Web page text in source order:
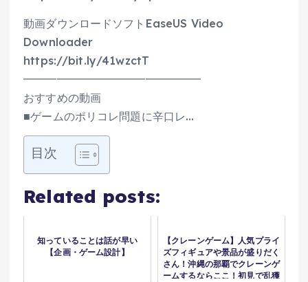
動画ダウンロードソフトEaseUS Video
Downloader
https://bit.ly/41wzctT
━━━━━━━━━━━━━━━━
おすすめの動画
■ゲームのポリコレ問題に辛口レ…
目次
Related posts:
知っていることは話が早い
【企画・ゲーム設計】
【クレーンゲーム】人気プライ
ズフィギュアや景品が盛りだく
さん！沖縄の那覇でクレーンゲ
ームするならここ！初見で乱獲